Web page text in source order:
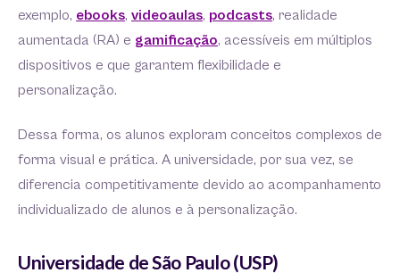
exemplo, ebooks, videoaulas, podcasts, realidade
aumentada (RA) e gamificação, acessíveis em múltiplos
dispositivos e que garantem flexibilidade e
personalização.
Dessa forma, os alunos exploram conceitos complexos de
forma visual e prática. A universidade, por sua vez, se
diferencia competitivamente devido ao acompanhamento
individualizado de alunos e à personalização.
Universidade de São Paulo (USP)